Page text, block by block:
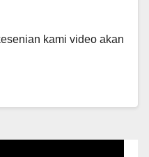
kami video akan